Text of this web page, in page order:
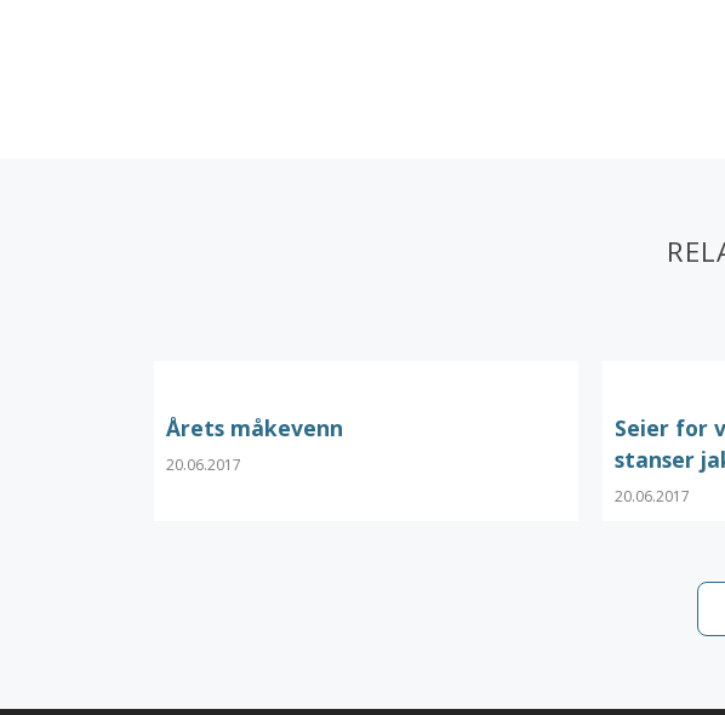
Årets måkevenn
20.06.2017
Seier for
stanser
20.06.2017